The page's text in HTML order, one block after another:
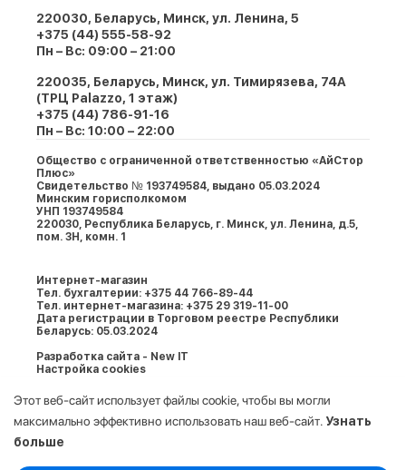
220030, Беларусь, Минск, ул. Ленина, 5
+375 (44) 555-58-92
Пн – Вс: 09:00 – 21:00
220035, Беларусь, Минск, ул. Тимирязева, 74A
(ТРЦ Palazzo, 1 этаж)
+375 (44) 786-91-16
Пн – Вс: 10:00 – 22:00
Общество с ограниченной ответственностью «АйСтор
Плюс»
Свидетельство № 193749584, выдано 05.03.2024
Минским горисполкомом
УНП 193749584
220030, Республика Беларусь, г. Минcк, ул. Ленина, д.5,
пом. 3Н, комн. 1
Интернет-магазин
Тел. бухгалтерии: +375 44 766-89-44
Тел. интернет-магазина: +375 29 319-11-00
Дата регистрации в Торговом реестре Республики
Беларусь: 05.03.2024
Разработка сайта - New IT
Настройка cookies
Этот веб-сайт использует файлы cookie, чтобы вы могли
максимально эффективно использовать наш веб-сайт. Узнать
больше
Выберите настройки cookie